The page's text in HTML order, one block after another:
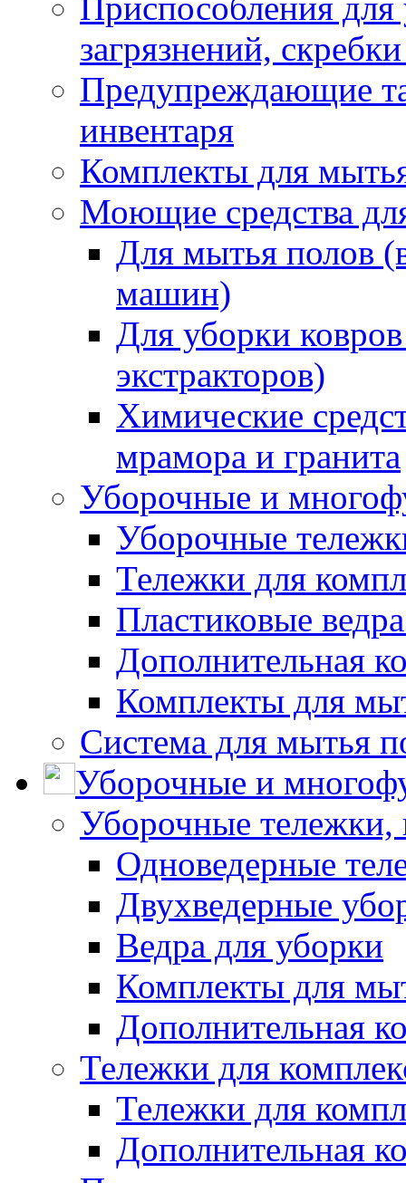
загрязнений,
Предупреждающие
инвентаря
Комплекты для
Моющие средства
Для мытья полов
машин)
Для уборки
экстракторов)
Химические
мрамора и гранита
Уборочные и
Уборочные
Тележки для
Пластиковые
Дополнительная
Комплекты для
Система для мытья
Уборочные и
Уборочные тележки,
Одноведерные
Двухведерные
Ведра для уборки
Комплекты для
Дополнительная
Тележки для
Тележки для
Дополнительная